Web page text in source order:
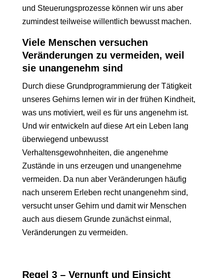
und Steuerungsprozesse können wir uns aber
zumindest teilweise willentlich bewusst machen.
Viele Menschen versuchen
Veränderungen zu vermeiden, weil
sie unangenehm sind
Durch diese Grundprogrammierung der Tätigkeit
unseres Gehirns lernen wir in der frühen Kindheit,
was uns motiviert, weil es für uns angenehm ist.
Und wir entwickeln auf diese Art ein Leben lang
überwiegend unbewusst
Verhaltensgewohnheiten, die angenehme
Zustände in uns erzeugen und unangenehme
vermeiden. Da nun aber Veränderungen häufig
nach unserem Erleben recht unangenehm sind,
versucht unser Gehirn und damit wir Menschen
auch aus diesem Grunde zunächst einmal,
Veränderungen zu vermeiden.
Regel 3 – Vernunft und Einsicht